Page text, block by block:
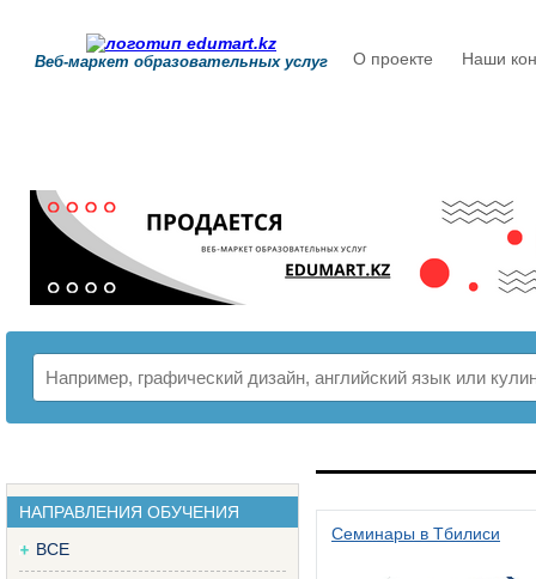
Веб-маркет образовательных услуг О проекте Наши
НАПРАВЛЕНИЯ ОБУЧЕНИЯ
ВСЕ
Семинары в Тбилиси